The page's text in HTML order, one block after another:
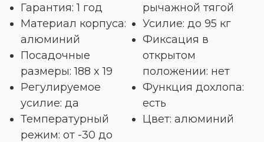
Гарантия: 1 год
Материал корпуса:
алюминий
Посадочные
размеры: 188 x 19
Регулируемое
усилие: да
Температурный
режим: от -30 до
рычажной тягой
Усилие: до 95 кг
Фиксация в
открытом
положении: нет
Функция дохлопа:
есть
Цвет: алюминий